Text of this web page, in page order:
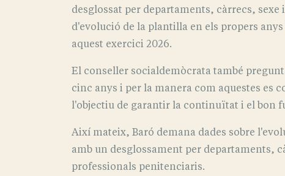
desglossat per departaments, càrrecs,
d'evolució de la plantilla en els propers
aquest exercici 2026.
El conseller socialdemòcrata també
cinc anys i per la manera com aquestes es
l'objectiu de garantir la continuïtat i el bon
Així mateix, Baró demana dades sobre
amb un desglossament per departaments,
professionals penitenciaris.